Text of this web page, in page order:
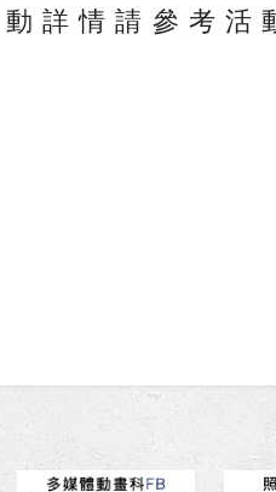
詳情請參考活